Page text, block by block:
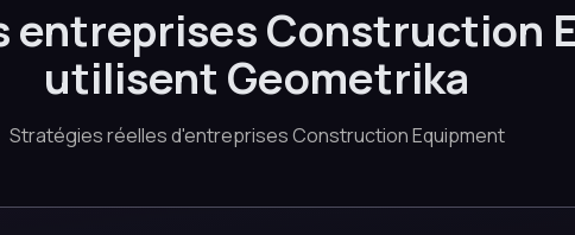
entreprises Construction
utilisent Geometrika
Stratégies réelles d'entreprises Construction Equipment